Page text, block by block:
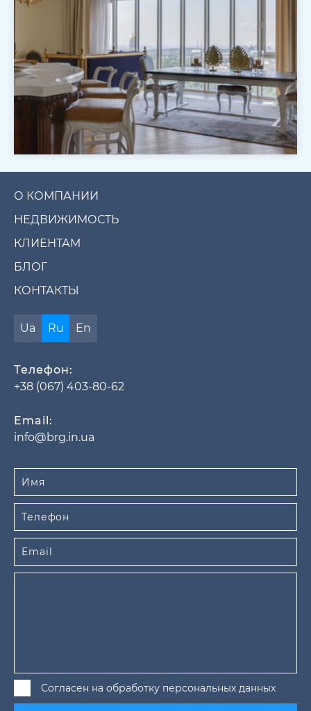
О КОМПАНИИ
НЕДВИЖИМОСТЬ
КЛИЕНТАМ
БЛОГ
КОНТАКТЫ
Ua Ru En
Телефон:
+38 (067) 403-80-62
Email:
info@brg.in.ua
Согласен на обработку персональных данных